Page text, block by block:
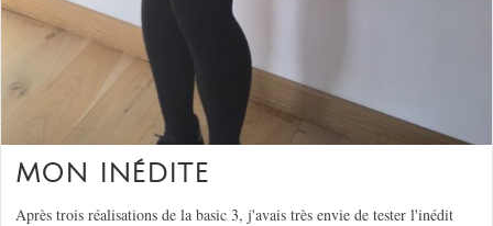
MON INÉDITE
Après trois réalisations de la basic 3, j'avais très envie de tester l'inédit